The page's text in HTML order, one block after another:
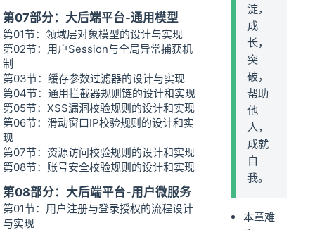
第07部分：大后端平台-通用模型
第01节：领域层对象模型的设计与实现
第02节：用户Session与全局异常捕获机
制
第03节：缓存参数过滤器的设计与实现
第04节：通用拦截器规则链的设计和实现
第05节：XSS漏洞校验规则的设计和实现
第06节：滑动窗口IP校验规则的设计和实
现
第07节：资源访问校验规则的设计和实现
第08节：账号安全校验规则的设计和实现
第08部分：大后端平台-用户微服务
第01节：用户注册与登录授权的流程设计
与实现
淀，
成
长，
突
破，
帮助
他
人，
成就
自
我。
本章难